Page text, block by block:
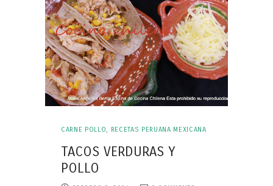
CARNE POLLO, RECETAS PERUANA MEXICANA
TACOS VERDURAS Y
POLLO